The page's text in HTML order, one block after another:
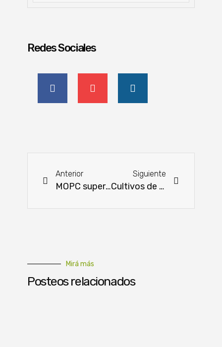
Redes Sociales
Anterior
MOPC supera el promedio histórico de ejecución presupuestaria en 2024
Siguiente
Cultivos de soja dependen de lluvias generalizadas para mantener su productividad
Mirá más
Posteos relacionados